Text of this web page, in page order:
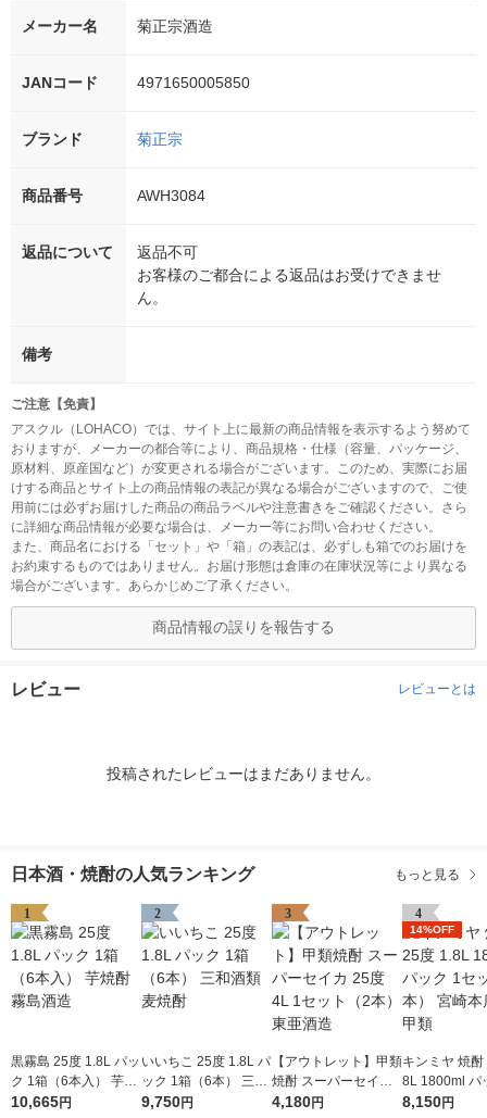
メーカー名 菊正宗酒造
JANコード 4971650005850
ブランド 菊正宗
商品番号 AWH3084
返品について
返品不可
お客様のご都合による返品はお受けできませ
ん。
備考
ご注意【免責】
アスクル（LOHACO）では、サイト上に最新の商品情報を表示するよう努めて
おりますが、メーカーの都合等により、商品規格・仕様（容量、パッケージ、
原材料、原産国など）が変更される場合がございます。このため、実際にお届
けする商品とサイト上の商品情報の表記が異なる場合がございますので、ご使
用前には必ずお届けした商品の商品ラベルや注意書きをご確認ください。さら
に詳細な商品情報が必要な場合は、メーカー等にお問い合わせください。
また、商品名における「セット」や「箱」の表記は、必ずしも箱でのお届けを
お約束するものではありません。お届け形態は倉庫の在庫状況等により異なる
場合がございます。あらかじめご了承ください。
商品情報の誤りを報告する
レビュー レビューとは
投稿されたレビューはまだありません。
日本酒・焼酎の人気ランキング もっと見る
1
黒霧島 25度 1.8L パッ
ク 1箱（6本入） 芋焼
酎 霧島酒造
10,665円
2
いいちこ 25度 1.8L パ
ック 1箱（6本） 三和
酒類 麦焼酎
9,750円
3
【アウトレット】甲類
焼酎 スーパーセイカ
25度 4L 1セット（2
4,180円
4
14%OFF
キンミヤ 焼
8L 1800ml パ
ット（6本） 宮崎本店
8,150円